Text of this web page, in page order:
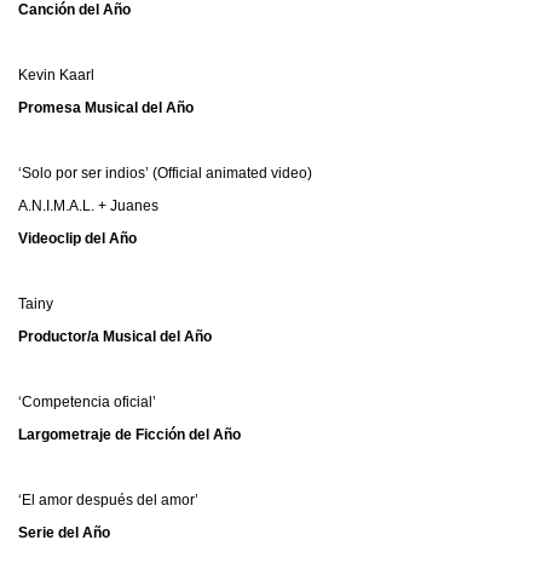
Canción del Año
Kevin Kaarl
Promesa Musical del Año
‘Solo por ser indios’ (Official animated video)
A.N.I.M.A.L. + Juanes
Videoclip del Año
Tainy
Productor/a Musical del Año
‘Competencia oficial’
Largometraje de Ficción del Año
‘El amor después del amor’
Serie del Año